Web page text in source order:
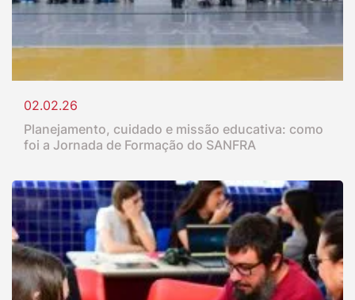
02.02.26
Planejamento, cuidado e missão educativa: como
foi a Jornada de Formação do SANFRA